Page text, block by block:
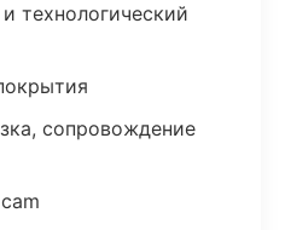
технологический
сопровождение